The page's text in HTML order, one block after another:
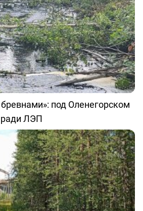
под Оленегорском
ЛЭП